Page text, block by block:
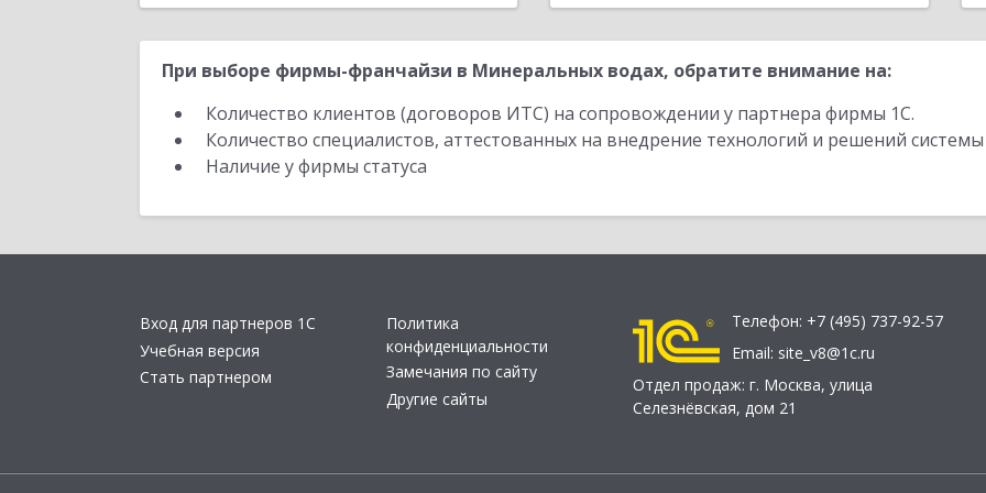
При выборе фирмы-франчайзи в Минеральных водах, обратите внимание на:
Количество клиентов (договоров ИТС) на сопровождении у партнера фирмы 1С.
Количество специалистов, аттестованных на внедрение технологий и решений
Наличие у фирмы статуса
Вход для партнеров 1С
Учебная версия
Стать партнером
Политика
конфиденциальности
Замечания по сайту
Другие сайты
Телефон: +7 (495) 737-92-57
Email: site_v8@1c.ru
Отдел продаж: г. Москва, улица
Селезнёвская, дом 21